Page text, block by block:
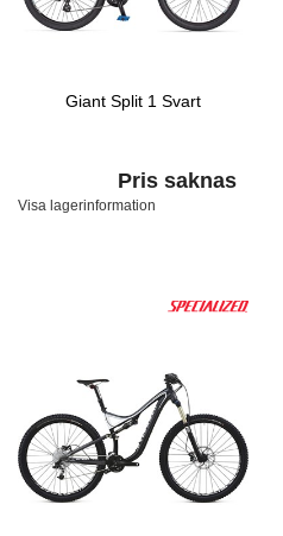
Giant Split 1 Svart
Pris saknas
Visa lagerinformation